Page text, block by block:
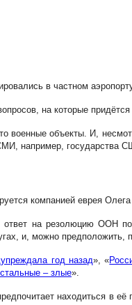
в частном
на которые придётся
военные объекты. И,
например, государства
компанией еврея Олега
на резолюцию ООН
и, можно
год назад», «
– злые».
находиться в